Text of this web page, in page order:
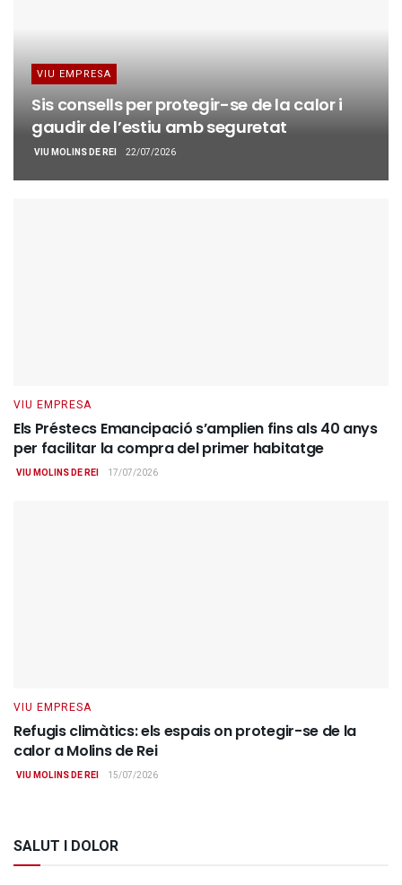
VIU EMPRESA
Sis consells per protegir-se de la calor i
gaudir de l’estiu amb seguretat
VIU MOLINS DE REI 22/07/2026
VIU EMPRESA
Els Préstecs Emancipació s’amplien fins als 40 anys
per facilitar la compra del primer habitatge
VIU MOLINS DE REI 17/07/2026
VIU EMPRESA
Refugis climàtics: els espais on protegir-se de la
calor a Molins de Rei
VIU MOLINS DE REI 15/07/2026
SALUT I DOLOR